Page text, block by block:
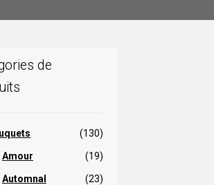
de
(130)
Amour (19)
Automnal (23)